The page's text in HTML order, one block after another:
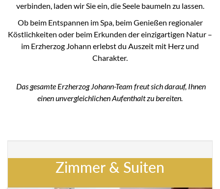
verbinden, laden wir Sie ein, die Seele baumeln zu lassen.
Ob beim Entspannen im Spa, beim Genießen regionaler
Köstlichkeiten oder beim Erkunden der einzigartigen Natur –
im Erzherzog Johann erlebst du Auszeit mit Herz und
Charakter.
Das gesamte Erzherzog Johann-Team freut sich darauf, Ihnen
einen unvergleichlichen Aufenthalt zu bereiten.
Zimmer & Suiten